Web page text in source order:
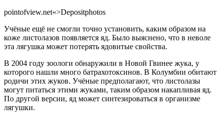
pointofview.net«>Depositphotos
Учёные ещё не смогли точно установить, каким образом на
коже листолазов появляется яд. Было выяснено, что в неволе
эта лягушка может потерять ядовитые свойства.
В 2004 году зоологи обнаружили в Новой Гвинее жука, у
которого нашли много батрахотоксинов. В Колумбии обитают
родичи этих жуков. Учёные предполагают, что листолазы
могут питаться этими жуками, таким образом накапливая яд.
По другой версии, яд может синтезироваться в организме
лягушки.